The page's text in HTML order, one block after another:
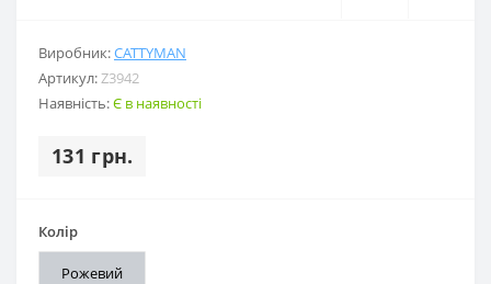
Виробник:CATTYMAN
Артикул: Z3942
Наявність:Є в наявності
131 грн.
Колір
Рожевий